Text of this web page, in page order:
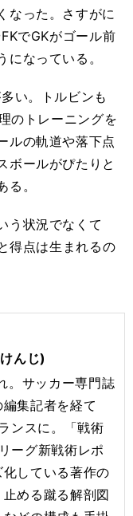
なった。さすがに
でGKがゴール前
なっている。
い。トルビンも
のトレーニングを
ルの軌道や落下点
ボールがぴたりと
。
う状況でなくて
得点は生まれるの
んじ)
。サッカー専門誌
編集記者を経て
ンスに。「戦術
ーグ新戦術レポ
している著作の
める蹴る解剖図